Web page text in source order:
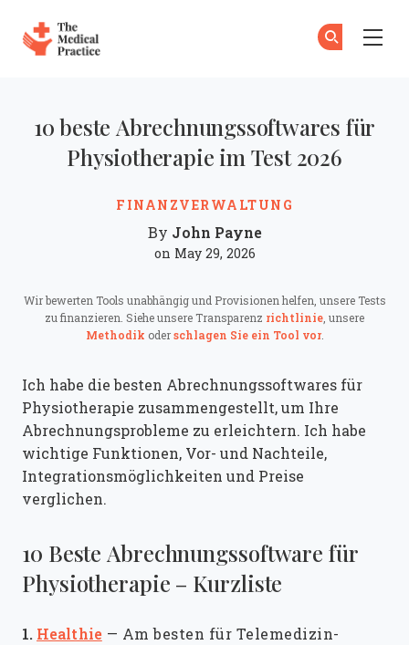
FINANZVERWALTUNG
10 beste Abrechnungssoftwares für
Physiotherapie im Test 2026
By John Payne
on May 29, 2026
Wir bewerten Tools unabhängig und Provisionen helfen, unsere Tests
zu finanzieren. Siehe unsere Transparenz richtlinie , unsere
Methodik oderschlagen Sie ein Tool vor.
Ich habe die besten Abrechnungssoftwares für
Physiotherapie zusammengestellt, um Ihre
Abrechnungsprobleme zu erleichtern. Ich habe
wichtige Funktionen, Vor- und Nachteile,
Integrationsmöglichkeiten und Preise
verglichen.
10 Beste Abrechnungssoftware für
Physiotherapie – Kurzliste
1. Healthie — Am besten für Telemedizin-